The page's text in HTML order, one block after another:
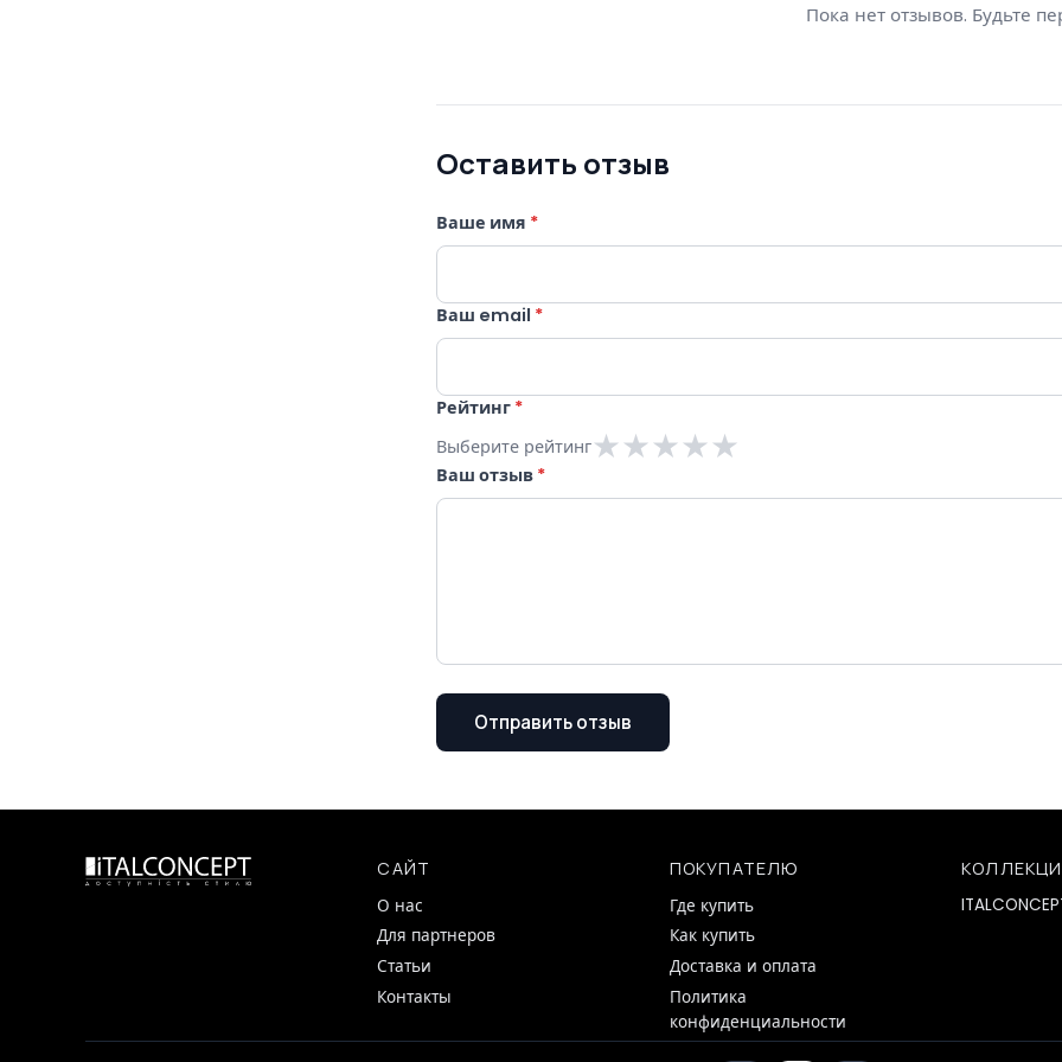
Пока нет отзывов. Будьте
Оставить отзыв
Ваше имя *
Ваш email *
Рейтинг *
★★★★★
Выберите рейтинг
Ваш отзыв *
Отправить отзыв
САЙТ
О нас
Для партнеров
Статьи
Контакты
ПОКУПАТЕЛЮ
Где купить
Как купить
Доставка и оплата
Политика
конфиденциальности